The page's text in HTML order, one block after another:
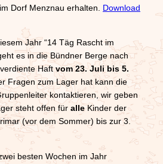
Dorf Menznau erhalten. Download
Jahr “14 Täg Rascht im
es in die Bündner Berge nach
Haftvom 23. Juli bis 5.
Fragen zum Lager hat kann die
kontaktieren, wir geben
steht offen für alleKinder der
(vor dem Sommer) bis zur 3.
besten Wochen im Jahr